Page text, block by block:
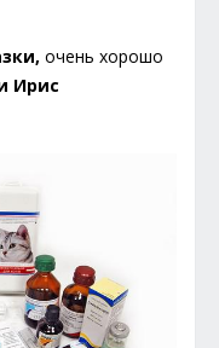
очень хорошо
Ирис